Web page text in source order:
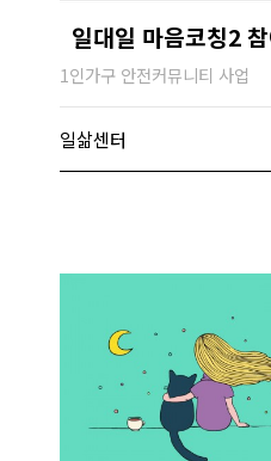
일대일 마음코칭2
1인가구 안전커뮤니티 사업
일삶센터